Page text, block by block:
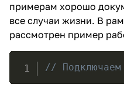
примерам хорошо
все случаи жизни. В
рассмотрен пример
//